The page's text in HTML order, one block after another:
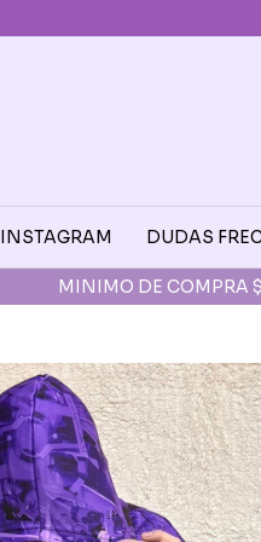
DEPOSITO PARA
INSTAGRAM DUDAS